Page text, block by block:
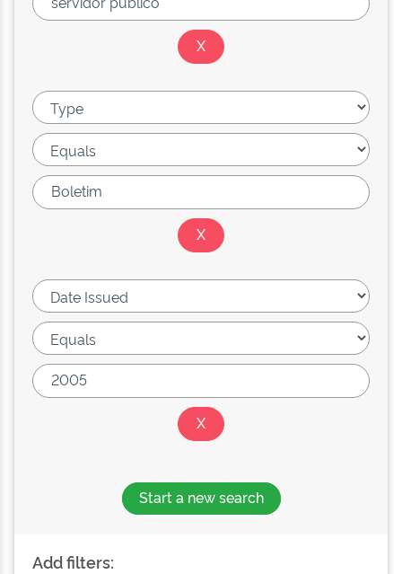
Start a new search
Add filters: